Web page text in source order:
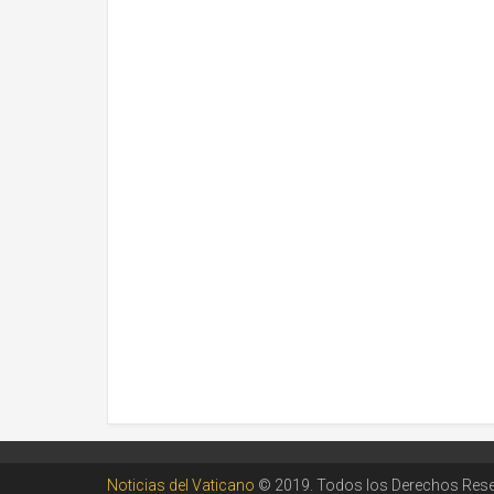
Noticias del Vaticano © 2019. Todos los Derechos